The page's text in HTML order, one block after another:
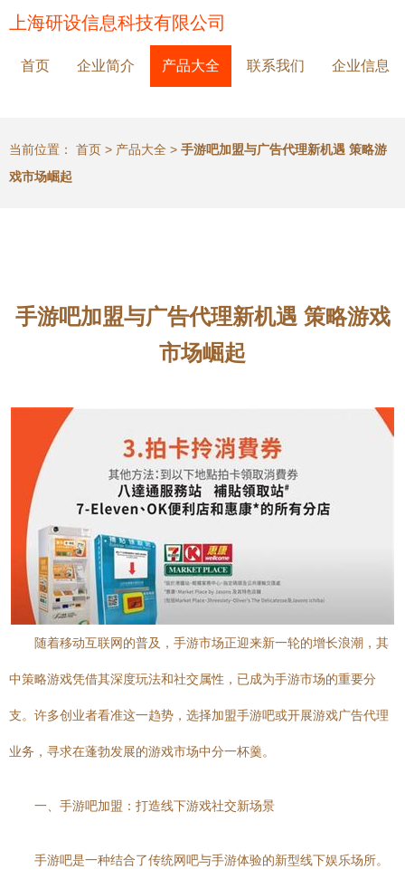
上海研设信息科技有限公司
首页 企业简介 产品大全 联系我们 企业信息
当前位置： 首页 > 产品大全 > 手游吧加盟与广告代理新机遇 策略游
戏市场崛起
手游吧加盟与广告代理新机遇 策略游戏
市场崛起
随着移动互联网的普及，手游市场正迎来新一轮的增长浪潮，其
中策略游戏凭借其深度玩法和社交属性，已成为手游市场的重要分
支。许多创业者看准这一趋势，选择加盟手游吧或开展游戏广告代理
业务，寻求在蓬勃发展的游戏市场中分一杯羹。
一、手游吧加盟：打造线下游戏社交新场景
手游吧是一种结合了传统网吧与手游体验的新型线下娱乐场所。